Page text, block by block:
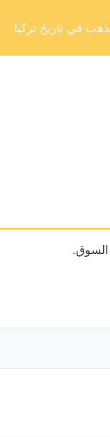
في تاريخ تركيا
السوق.